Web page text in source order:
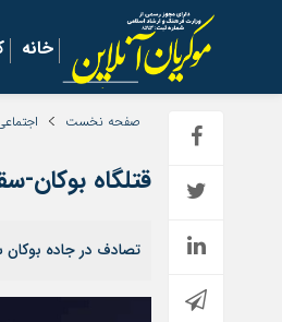
خانه
صفحه نخست
قتلگاه بوکان-سقز ۲ قربانی
تصادف در جاده